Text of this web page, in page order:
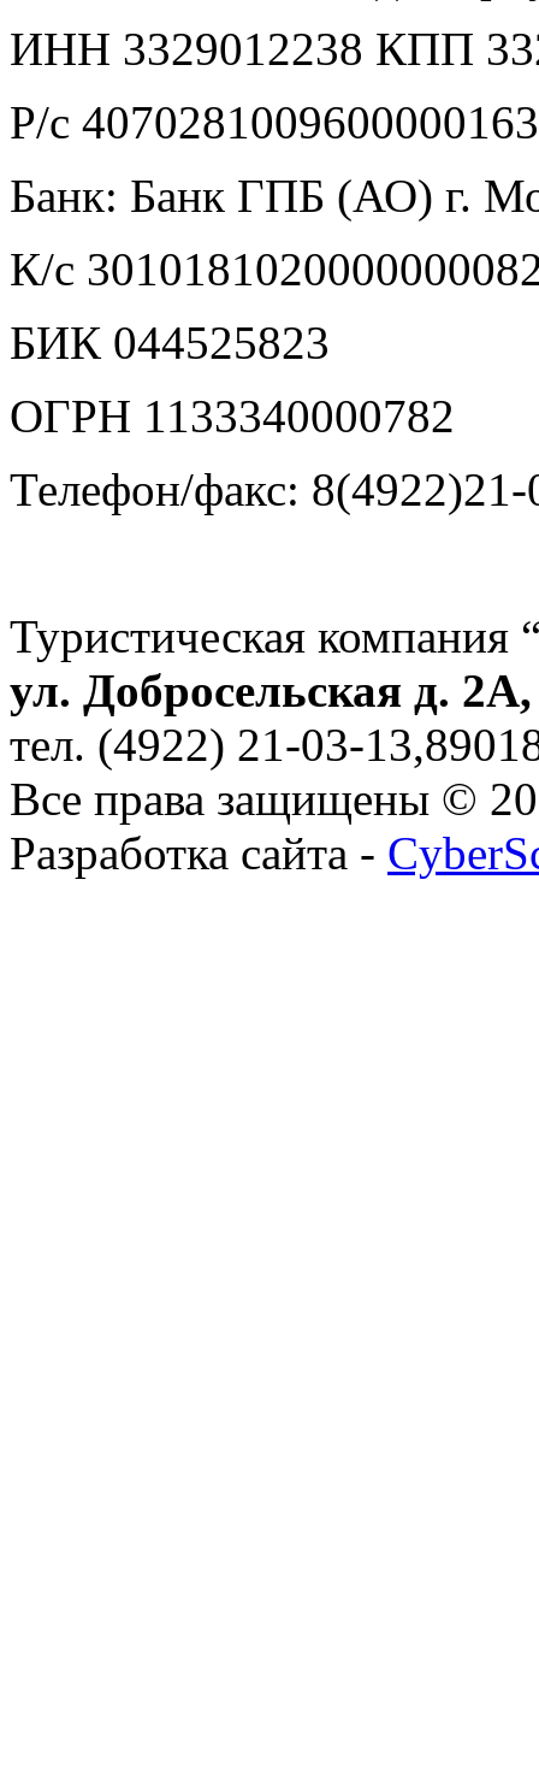
ИНН 3329012238 КПП
Р/с
Банк: Банк ГПБ (АО) г.
К/с
БИК 044525823
ОГРН 1133340000782
Телефон/факс:
Туристическая компания
ул. Добросельская д.
тел. (4922) 21-03-
Все права защищены ©
Разработка сайта -